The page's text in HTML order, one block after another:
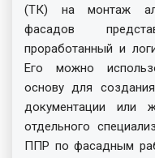
(ТК) на монтаж
фасадов
проработанный и
Его можно
основу для
документации или
отдельного
ППР по фасадным